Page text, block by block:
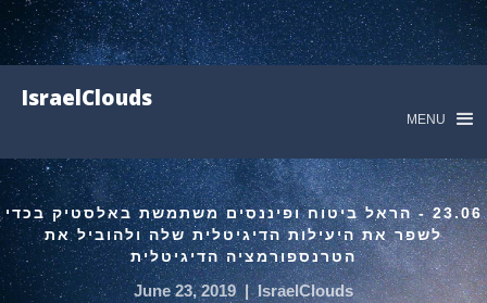
IsraelClouds
MENU
23.06 - הראל ביטוח ופיננסים משתמשת באלסטיק בכדי
לשפר את היעילות הדיגיטלית שלה ולהוביל את
הטרנספורמציה הדיגיטלית
IsraelClouds
|
June 23, 2019